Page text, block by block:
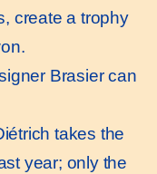
create a trophy
Brasier can
takes the
year; only the